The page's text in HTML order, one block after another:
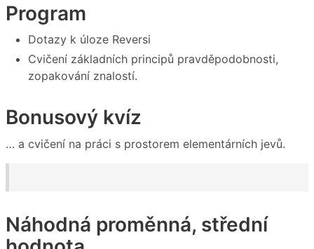
Program
Dotazy k úloze Reversi
Cvičení základních principů pravděpodobnosti,
zopakování znalostí.
Bonusový kvíz
… a cvičení na práci s prostorem elementárních jevů.
Náhodná proměnná, střední